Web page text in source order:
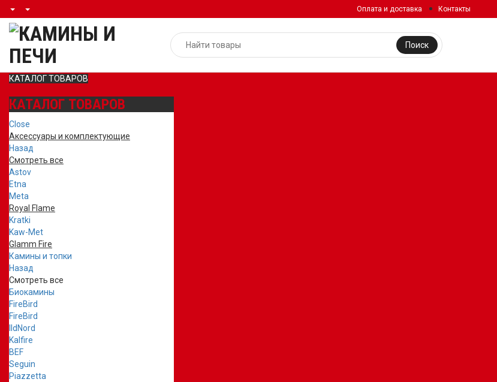
Оплата и доставка Контакты
Поиск
КАТАЛОГ ТОВАРОВ
КАТАЛОГ ТОВАРОВ
Close
Аксессуары и комплектующие
Назад
Смотреть все
Astov
Etna
Meta
Royal Flame
Kratki
Kaw-Met
Glamm Fire
Камины и топки
Назад
Смотреть все
Биокамины
FireBird
FireBird
IldNord
Kalfire
BEF
Seguin
Piazzetta